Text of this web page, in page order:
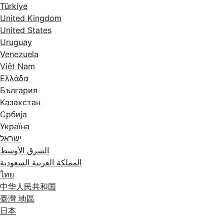
Türkiye
United Kingdom
United States
Uruguay
Venezuela
Việt Nam
Ελλάδα
България
Казахстан
Србија
Україна
ישראל
الشرق الأوسط
المملكة العربية السعودية
ไทย
中华人民共和国
臺灣 地區
日本